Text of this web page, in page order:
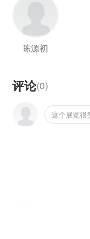
在太平洋高空上
担忧之处，只见
快又成了深夜。
夜空中飞过一颗
漫天星辰就是归
陈源初
评论(0)
这个展览